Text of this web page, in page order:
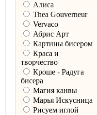
Алиса
Thea Gouverneur
Vervaco
Абрис Арт
Картины бисером
Краса и
творчество
Кроше - Радуга
бисера
Магия канвы
Марья Искусница
Рисуем иглой